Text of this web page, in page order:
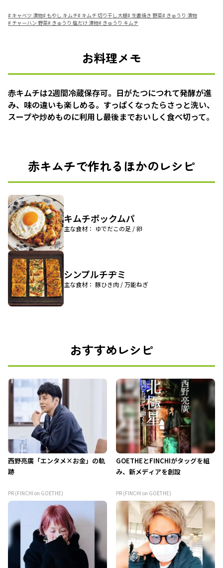
# キャベツ 漬物# もやし キムチ# キムチ 切り干し大根# 生姜焼き 野菜# きゅうり 漬物
# チャーハン 野菜# きゅうり 塩だけ 漬物# きゅうり キムチ
お料理メモ
赤キムチは2週間冷蔵保存可。日がたつにつれて発酵が進
み、味の違いも楽しめる。すっぱくなったらさっと洗い、
スープや炒めものに利用し最後までおいしく食べ切って。
赤キムチで作れるほかのレシピ
キムチポックムパ
主な食材： ゆでだこの足 / 卵
シンプルチヂミ
主な食材： 豚ひき肉 / 万能ねぎ
おすすめレシピ
西野亮廣「エンタメ×お金」の軌
跡
PR (FINCHI on GOETHE)
GOETHEとFINCHIがタッグを組
み、新メディアを創設
PR (FINCHI on GOETHE)